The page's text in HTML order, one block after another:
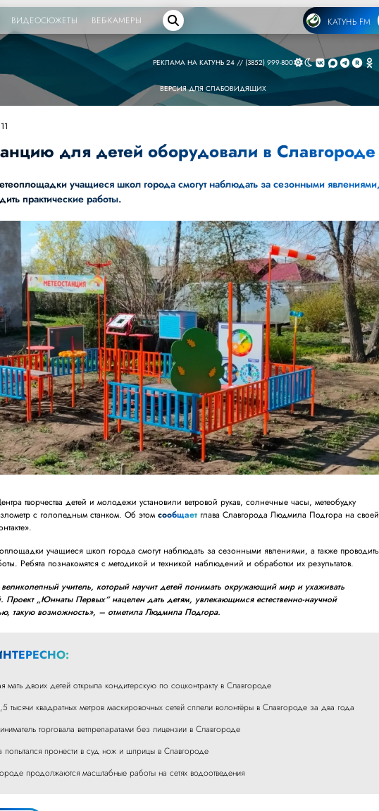
ВИДЕОСЮЖЕТЫ ВЕБ-КАМЕРЫ КАТУНЬ FM
РЕКЛАМА НА КАТУНЬ 24 // (3852) 999-800
ВЕРСИЯ ДЛЯ СЛАБОВИДЯЩИХ
для детей оборудовали в Славгороде
учащиеся школ города смогут наблюдать за сезонными
практические работы.
творчества детей и молодежи установили ветровой рукав, солнечные часы, метеобудку
с гололедным станком. Об этомсообщает глава Славгорода Людмила Подгора на своей
учащиеся школ города смогут наблюдать за сезонными явлениями, а также проводить
Ребята познакомятся с методикой и техникой наблюдений и обработки их результатов.
учитель, который научит детей понимать окружающий мир и ухаживать
Проект „Юннаты Первых“ нацелен дать детям, увлекающимся естественно-научной
такую возможность», – отметила Людмила Подгора.
мать двоих детей открыла кондитерскую по соцконтракту в Славгороде
тысячи квадратных метров маскировочных сетей сплели волонтёры в Славгороде за два года
торговала ветпрепаратами без лицензии в Славгороде
попытался пронести в суд нож и шприцы в Славгороде
продолжаются масштабные работы на сетях водоотведения